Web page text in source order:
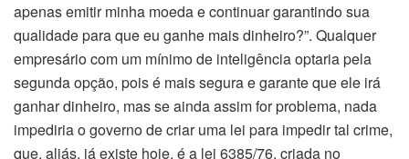
apenas emitir minha moeda e continuar garantindo sua
qualidade para que eu ganhe mais dinheiro?”. Qualquer
empresário com um mínimo de inteligência optaria pela
segunda opção, pois é mais segura e garante que ele irá
ganhar dinheiro, mas se ainda assim for problema, nada
impediria o governo de criar uma lei para impedir tal crime,
que, aliás, já existe hoje, é a lei 6385/76, criada no